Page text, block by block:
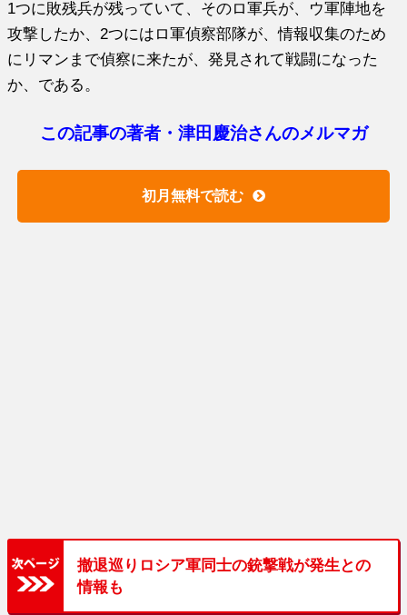
1つに敗残兵が残っていて、そのロ軍兵が、ウ軍陣地を
攻撃したか、2つにはロ軍偵察部隊が、情報収集のため
にリマンまで偵察に来たが、発見されて戦闘になった
か、である。
この記事の著者・津田慶治さんのメルマガ
初月無料で読む
撤退巡りロシア軍同士の銃撃戦が発生との
情報も